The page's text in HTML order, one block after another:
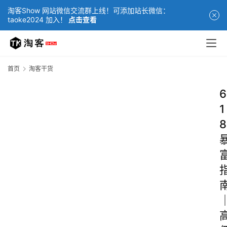
淘客Show 网站微信交流群上线！可添加站长微信：
taoke2024 加入！
点击查看
首页 淘客干货
6
1
8